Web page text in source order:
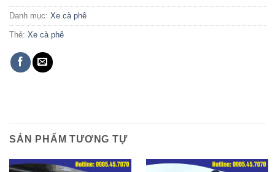
Danh mục: Xe cà phê
Thẻ: Xe cà phê
SẢN PHẨM TƯƠNG TỰ